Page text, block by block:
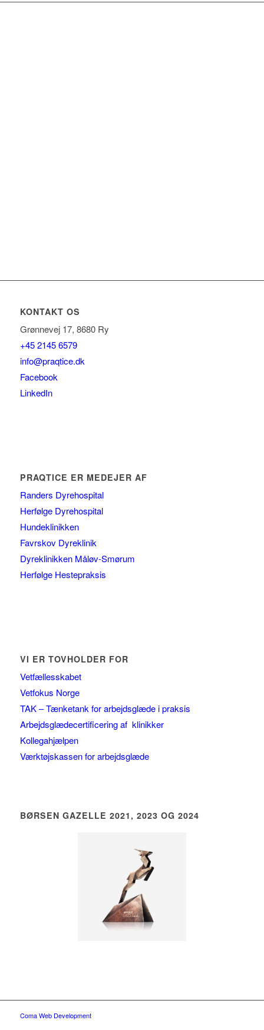
KONTAKT OS
Grønnevej 17, 8680 Ry
+45 2145 6579
info@praqtice.dk
Facebook
LinkedIn
PRAQTICE ER MEDEJER AF
Randers Dyrehospital
Herfølge Dyrehospital
Hundeklinikken
Favrskov Dyreklinik
Dyreklinikken Måløv-Smørum
Herfølge Hestepraksis
VI ER TOVHOLDER FOR
Vetfællesskabet
Vetfokus Norge
TAK – Tænketank for arbejdsglæde i praksis
Arbejdsglædecertificering af klinikker
Kollegahjælpen
Værktøjskassen for arbejdsglæde
BØRSEN GAZELLE 2021, 2023 OG 2024
Coma Web Development